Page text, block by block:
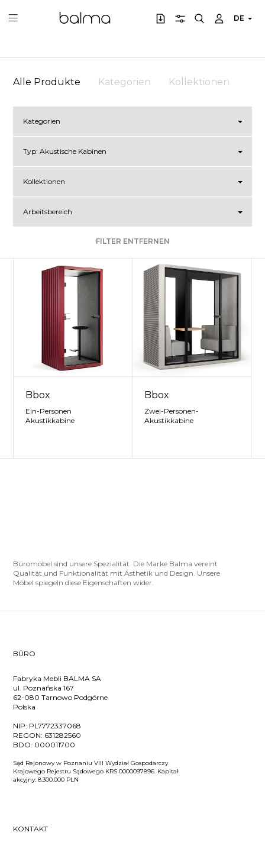
DE
Alle Produkte Kategorien Kollektionen
Kategorien
Typ:Akustische Kabinen
Kollektionen
Arbeitsbereich
FILTER ENTFERNEN
Bbox
Ein-Personen
Akustikkabine
Bbox
Zwei-Personen-
Akustikkabine
Büromöbel sind unsere Spezialität. Die Marke Balma vereint
Qualität und Funktionalität mit Ästhetik und Design. Unsere
Möbel spiegeln diese Eigenschaften wider.
BÜRO
Fabryka Mebli BALMA SA
ul. Poznańska 167
62-080 Tarnowo Podgórne
Polska
NIP: PL7772337068
REGON: 631282560
BDO: 000011700
Sąd Rejonowy w Poznaniu VIII Wydział Gospodarczy
Krajowego Rejestru Sądowego KRS 0000097896. Kapitał
akcyjny: 8.300.000 PLN
KONTAKT